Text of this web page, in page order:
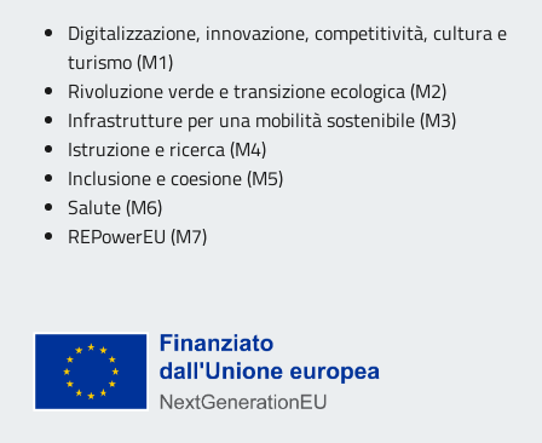
Digitalizzazione, innovazione, competitività, cultura e
turismo (M1)
Rivoluzione verde e transizione ecologica (M2)
Infrastrutture per una mobilità sostenibile (M3)
Istruzione e ricerca (M4)
Inclusione e coesione (M5)
Salute (M6)
REPowerEU (M7)